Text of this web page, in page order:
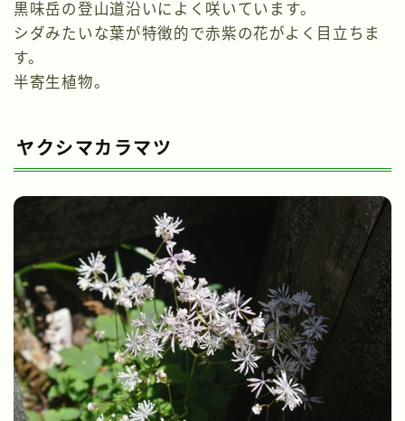
黒味岳の登山道沿いによく咲いています。
シダみたいな葉が特徴的で赤紫の花がよく目立ちま
す。
半寄生植物。
ヤクシマカラマツ